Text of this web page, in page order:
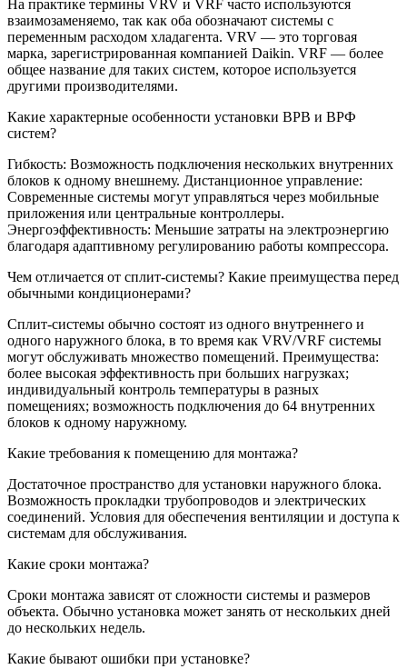
На практике термины VRV и VRF часто используются
взаимозаменяемо, так как оба обозначают системы с
переменным расходом хладагента. VRV — это торговая
марка, зарегистрированная компанией Daikin. VRF — более
общее название для таких систем, которое используется
другими производителями.
Какие характерные особенности установки ВРВ и ВРФ
систем?
Гибкость: Возможность подключения нескольких внутренних
блоков к одному внешнему. Дистанционное управление:
Современные системы могут управляться через мобильные
приложения или центральные контроллеры.
Энергоэффективность: Меньшие затраты на электроэнергию
благодаря адаптивному регулированию работы компрессора.
Чем отличается от сплит-системы? Какие преимущества перед
обычными кондиционерами?
Сплит-системы обычно состоят из одного внутреннего и
одного наружного блока, в то время как VRV/VRF системы
могут обслуживать множество помещений. Преимущества:
более высокая эффективность при больших нагрузках;
индивидуальный контроль температуры в разных
помещениях; возможность подключения до 64 внутренних
блоков к одному наружному.
Какие требования к помещению для монтажа?
Достаточное пространство для установки наружного блока.
Возможность прокладки трубопроводов и электрических
соединений. Условия для обеспечения вентиляции и доступа к
системам для обслуживания.
Какие сроки монтажа?
Сроки монтажа зависят от сложности системы и размеров
объекта. Обычно установка может занять от нескольких дней
до нескольких недель.
Какие бывают ошибки при установке?